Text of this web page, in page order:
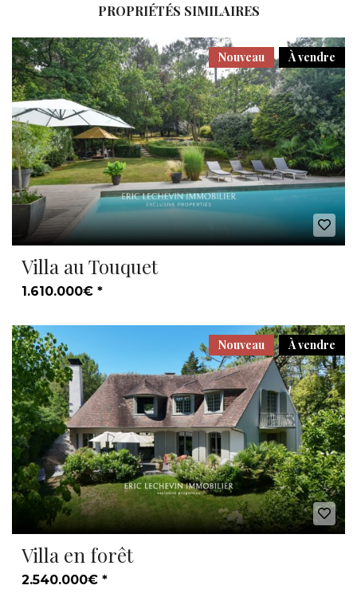
PROPRIÉTÉS SIMILAIRES
À vendre
Nouveau
Villa au Touquet
1.610.000€ *
À vendre
Nouveau
Villa en forêt
2.540.000€ *